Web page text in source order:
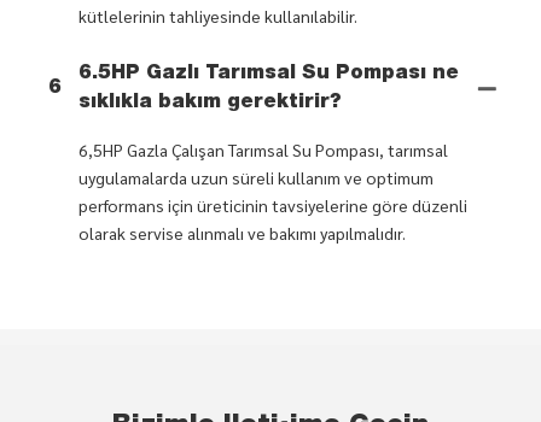
kütlelerinin tahliyesinde kullanılabilir.
6
6.5HP Gazlı Tarımsal Su Pompası ne
sıklıkla bakım gerektirir?
6,5HP Gazla Çalışan Tarımsal Su Pompası, tarımsal
uygulamalarda uzun süreli kullanım ve optimum
performans için üreticinin tavsiyelerine göre düzenli
olarak servise alınmalı ve bakımı yapılmalıdır.